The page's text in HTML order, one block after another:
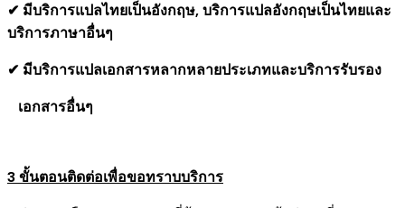
✔ มีบริการแปลไทยเป็นอังกฤษ, บริการแปลอังกฤษเป็นไทยและ
บริการภาษาอื่นๆ
✔ มีบริการแปลเอกสารหลากหลายประเภทและบริการรับรอง
​ เอกสารอื่นๆ
3 ขั้นตอนติดต่อเพื่อขอทราบบริการ